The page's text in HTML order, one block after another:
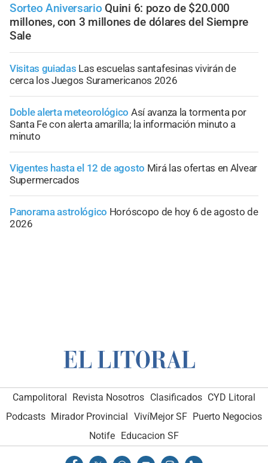
Sorteo Aniversario Quini 6: pozo de $20.000
millones, con 3 millones de dólares del Siempre
Sale
Visitas guiadas Las escuelas santafesinas vivirán de
cerca los Juegos Suramericanos 2026
Doble alerta meteorológico Así avanza la tormenta por
Santa Fe con alerta amarilla; la información minuto a
minuto
Vigentes hasta el 12 de agosto Mirá las ofertas en Alvear
Supermercados
Panorama astrológico Horóscopo de hoy 6 de agosto de
2026
Campolitoral Revista Nosotros Clasificados CYD Litoral
Podcasts Mirador Provincial VivíMejor SF Puerto Negocios
Notife Educacion SF